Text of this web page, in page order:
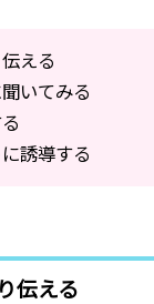
える
いてみる
誘導する
伝える